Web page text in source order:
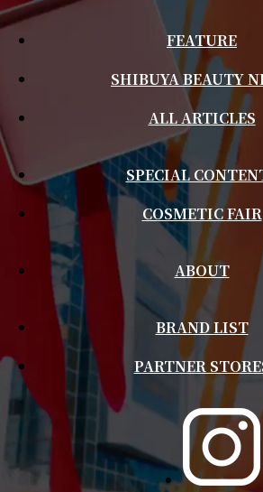
FEATURE
SHIBUYA BEAUTY
ALL ARTICLES
SPECIAL
COSMETIC FAIR
ABOUT
BRAND LIST
PARTNER